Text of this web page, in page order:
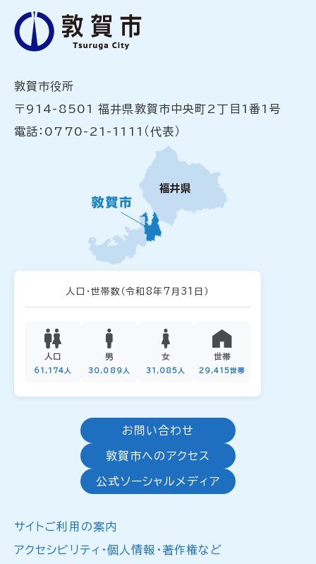
敦賀市役所
〒914-8501 福井県敦賀市中央町2丁目1番1号
電話：0770-21-1111（代表）
人口・世帯数 （令和8年7月31日）
人口
61,174人
男
30,089人
女
31,085人
世帯
29,415世帯
お問い合わせ
敦賀市へのアクセス
公式ソーシャルメディア
サイトご利用の案内
アクセシビリティ・個人情報・著作権など